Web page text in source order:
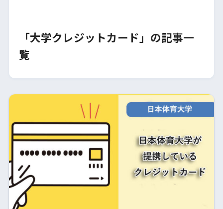
「大学クレジットカード」の記事一
覧